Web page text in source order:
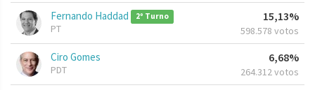
Fernando Haddad 2º Turno
PT
15,13%
598.578 votos
Ciro Gomes
PDT
6,68%
264.312 votos